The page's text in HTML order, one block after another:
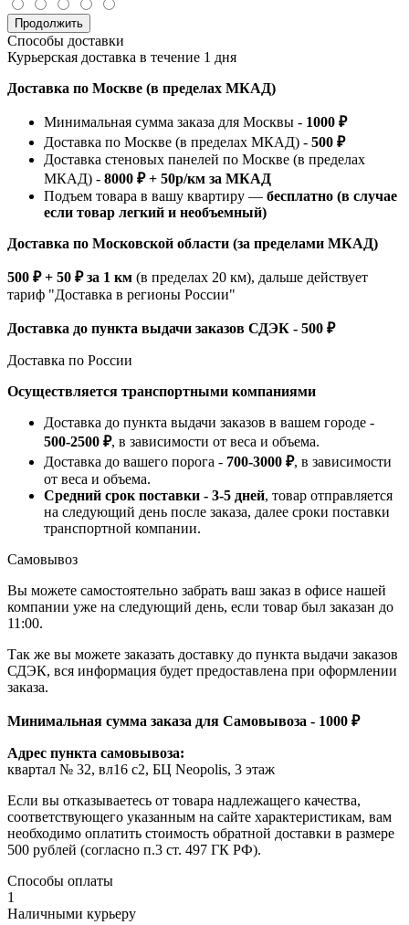
Продолжить
Способы доставки
Курьерская доставка в течение 1 дня
Доставка по Москве (в пределах МКАД)
Минимальная сумма заказа для Москвы - 1000 ₽
Доставка по Москве (в пределах МКАД) - 500 ₽
Доставка стеновых панелей по Москве (в пределах
МКАД) - 8000 ₽ + 50р/км за МКАД
Подъем товара в вашу квартиру — бесплатно (в случае
если товар легкий и необъемный)
Доставка по Московской области (за пределами МКАД)
500 ₽ + 50 ₽ за 1 км (в пределах 20 км), дальше действует
тариф "Доставка в регионы России"
Доставка до пункта выдачи заказов СДЭК - 500 ₽
Доставка по России
Осуществляется транспортными компаниями
Доставка до пункта выдачи заказов в вашем городе -
500-2500 ₽, в зависимости от веса и объема.
Доставка до вашего порога - 700-3000 ₽, в зависимости
от веса и объема.
Средний срок поставки - 3-5 дней, товар отправляется
на следующий день после заказа, далее сроки поставки
транспортной компании.
Самовывоз
Вы можете самостоятельно забрать ваш заказ в офисе нашей
компании уже на следующий день, если товар был заказан до
11:00.
Так же вы можете заказать доставку до пункта выдачи заказов
СДЭК, вся информация будет предоставлена при оформлении
заказа.
Минимальная сумма заказа для Самовывоза - 1000 ₽
Адрес пункта самовывоза:
квартал № 32, вл16 с2, БЦ Neopolis, 3 этаж
Если вы отказываетесь от товара надлежащего качества,
соответствующего указанным на сайте характеристикам, вам
необходимо оплатить стоимость обратной доставки в размере
500 рублей (согласно п.3 ст. 497 ГК РФ).
Способы оплаты
1
Наличными курьеру